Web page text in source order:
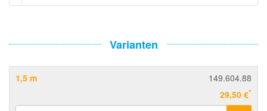
Varianten
1,5 m
149.604.88
29,50 €*